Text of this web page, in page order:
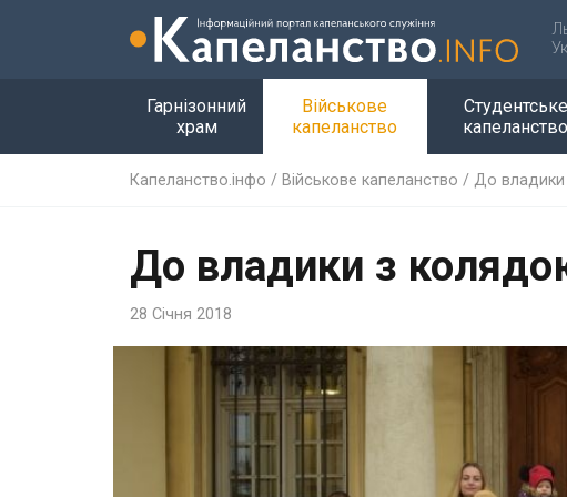
Гарнізонний
храм
Військове
капеланство
Студентське
капеланство
Капеланство.інфо / Військове капеланство / До
До владики з
28 Січня 2018